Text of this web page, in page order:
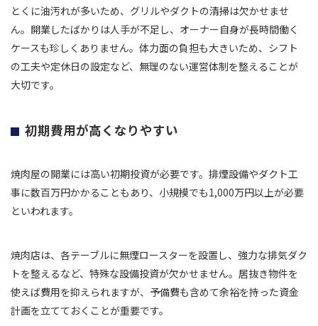
とくに油汚れが多いため、グリルやダクトの清掃は欠かせませ
ん。開業したばかりは人手が不足し、オーナー自身が長時間働く
ケースも珍しくありません。体力面の負担も大きいため、シフト
の工夫や定休日の設定など、無理のない運営体制を整えることが
大切です。
初期費用が高くなりやすい
焼肉屋の開業には高い初期投資が必要です。排煙設備やダクト工
事に数百万円かかることもあり、小規模でも1,000万円以上が必要
といわれます。
焼肉店は、各テーブルに無煙ロースターを設置し、強力な排気ダク
トを整えるなど、特殊な設備投資が欠かせません。居抜き物件を
使えば費用を抑えられますが、予備費も含めて余裕を持った資金
計画を立てておくことが重要です。